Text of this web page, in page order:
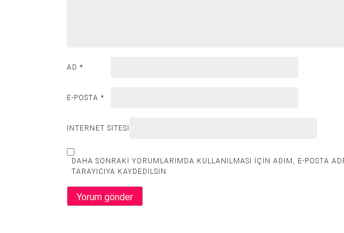
AD *
E-POSTA *
İNTERNET SITESI
DAHA SONRAKI YORUMLARIMDA KULLANILMASI IÇIN ADIM, E-POSTA
TARAYICIYA KAYDEDILSIN.